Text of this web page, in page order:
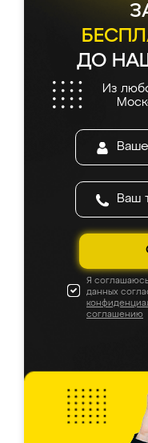
ДО
Из
Я
данных
соглашению